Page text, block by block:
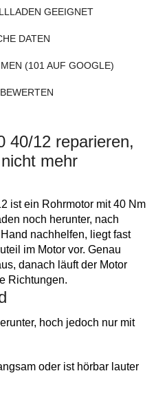
GEEIGNET
DATEN
(101 AUF GOOGLE)
40/12 reparieren,
mehr
ist ein Rohrmotor mit 40 Nm
noch herunter, nach
nachhelfen, liegt fast
im Motor vor. Genau
danach läuft der Motor
Richtungen.
hoch jedoch nur mit
oder ist hörbar lauter